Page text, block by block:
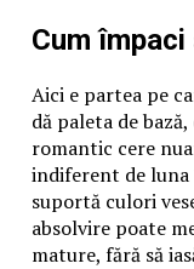
Cum
Aici e partea pe
dă paleta de
romantic cere
indiferent de luna
suportă culori
absolvire poate
mature, fără să